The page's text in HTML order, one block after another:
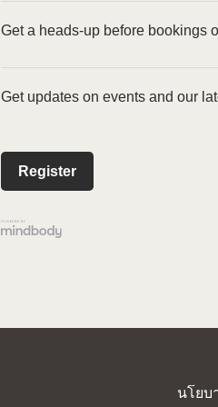
Get a heads-up before bookings
Get updates on events and our
นโยบ